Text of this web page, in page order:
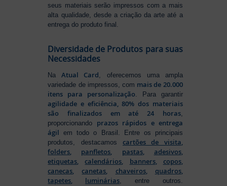
seus materiais serão impressos com a mais
alta qualidade, desde a criação da arte até a
entrega do produto final.
Diversidade de Produtos para suas
Necessidades
NaAtual Card, oferecemos uma ampla
variedade de impressos, com mais de 20.000
itens para personalização. Para garantir
agilidade e eficiência, 80% dos materiais
são finalizados em até 24 horas,
proporcionando prazos rápidos e entrega
ágil em todo o Brasil. Entre os principais
produtos, destacamos cartões de visita,
folders, panfletos, pastas, adesivos,
etiquetas,calendários, banners, copos,
canecas,canetas, chaveiros, quadros,
tapetes, luminárias, entre outros.